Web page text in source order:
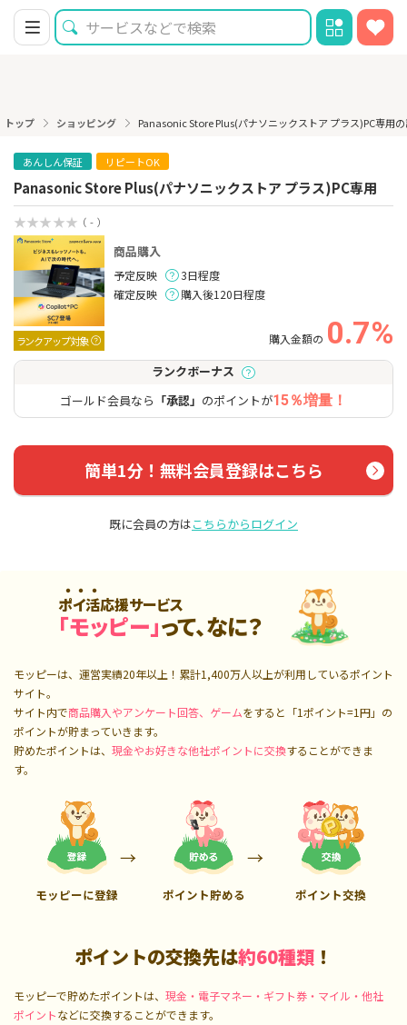
トップ ショッピング Panasonic Store Plus(パナソニックストア プラス)PC専用
あんしん保証 リピートOK
Panasonic Store Plus(パナソニックストア プラス)PC専用
（ - ）
ランクアップ対象
商品購入
予定反映
3日程度
確定反映
購入後120日程度
購入金額の 0.7%
ランクボーナス
ゴールド会員なら 「承認」 のポイントが15％増量！
簡単1分！無料会員登録はこちら
既に会員の方はこちらからログイン
ポイ活応援サービス
「モッピー」って、なに？
モッピーは、運営実績20年以上！累計1,400万人以上が利用しているポイント
サイト。
サイト内で商品購入やアンケート回答、ゲームをすると「1ポイント=1円」の
ポイントが貯まっていきます。
貯めたポイントは、 現金やお好きな他社ポイントに交換することができま
す。
モッピーに登録 ポイント貯める ポイント交換
ポイントの交換先は約60種類 ！
モッピーで貯めたポイントは、 現金・電子マネー・ギフト券・マイル・他社
ポイントなどに交換することができます。